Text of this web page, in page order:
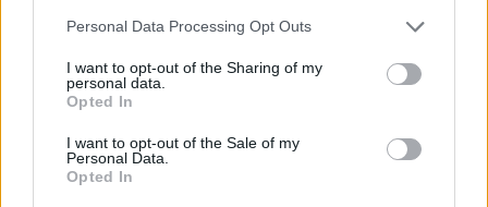
Personal Data Processing Opt Outs
I want to opt-out of the Sharing of my
personal data.
Opted In
I want to opt-out of the Sale of my
Personal Data.
Opted In
Φαν ντεν Χαίλιγκενμπεργκ βλέπει πολλά θετικά
επικαλούμενος το έλλειμμα του ισοζυγίου